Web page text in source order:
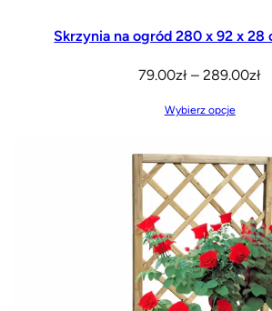
Skrzynia na ogród 280 x 92 x 28
79.00zł – 289.00zł
do
Wybierz opcje